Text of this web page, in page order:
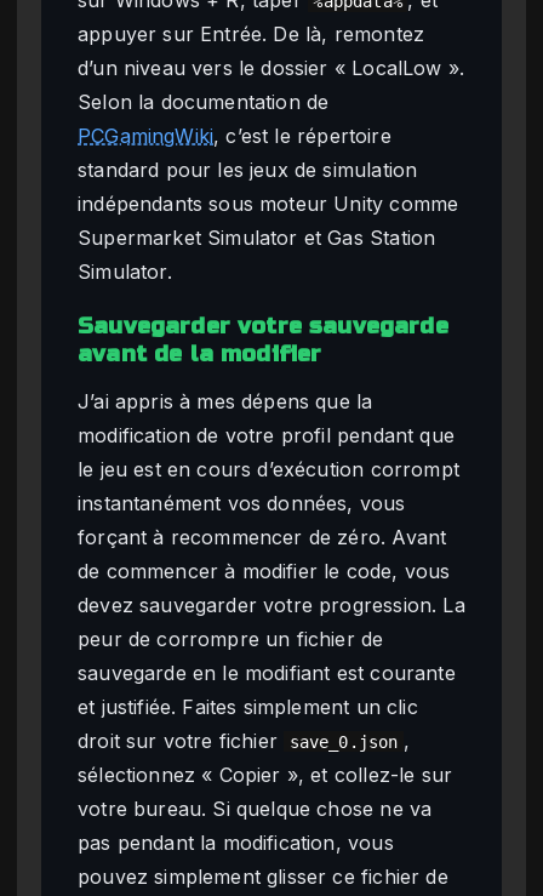
appuyer sur Entrée. De là, remontez
d’un niveau vers le dossier « LocalLow ».
Selon la documentation de
PCGamingWiki, c’est le répertoire
standard pour les jeux de simulation
indépendants sous moteur Unity comme
Supermarket Simulator et Gas Station
Simulator.
Sauvegarder votre sauvegarde
avant de la modifier
J’ai appris à mes dépens que la
modification de votre profil pendant que
le jeu est en cours d’exécution corrompt
instantanément vos données, vous
forçant à recommencer de zéro. Avant
de commencer à modifier le code, vous
devez sauvegarder votre progression. La
peur de corrompre un fichier de
sauvegarde en le modifiant est courante
et justifiée. Faites simplement un clic
droit sur votre fichier
save_0.json ,
sélectionnez « Copier », et collez-le sur
votre bureau. Si quelque chose ne va
pas pendant la modification, vous
pouvez simplement glisser ce fichier de